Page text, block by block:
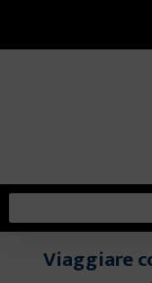
Viaggiare